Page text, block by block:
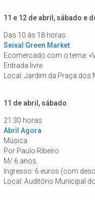
11 e 12 de abril, sábado e
Das 10 às 18 horas
Seixal Green Market
Ecomercado com o tema:
Entrada livre
Local: Jardim da Praça dos
11 de abril, sábado
21.30 horas
Abril Agora
Música
Por Paulo Ribeiro
M/ 6 anos.
Ingresso: 6 euros (com
Local: Auditório Municipal